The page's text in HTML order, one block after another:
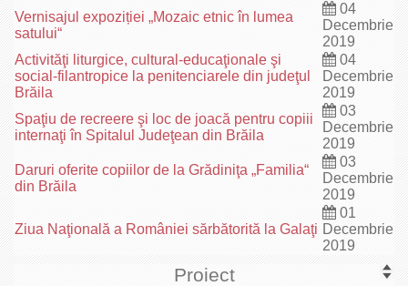
Vernisajul expoziției „Mozaic etnic în lumea
satului“
04
Decembrie
2019
Activităţi liturgice, cultural-educaţionale şi
social-filantropice la penitenciarele din judeţul
Brăila
04
Decembrie
2019
Spaţiu de recreere şi loc de joacă pentru copiii
internaţi în Spitalul Judeţean din Brăila
03
Decembrie
2019
Daruri oferite copiilor de la Grădiniţa „Familia“
din Brăila
03
Decembrie
2019
Ziua Naţională a României sărbătorită la Galaţi
01
Decembrie
2019
Proiect